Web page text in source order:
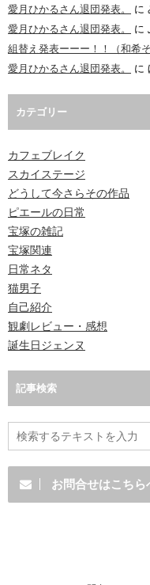
愛月ひかるさん退団発表。
に
愛月ひかるさん退団発表。
に
組替え発表ーーー！！（和希
愛月ひかるさん退団発表。
に
カテゴリー
カフェブレイク
スカイステージ
どうして今さらその作品
ピエールの日常
宝塚の雑記
宝塚関連
日常ネタ
猫男子
自己紹介
観劇レビュー・感想
誕生日ジェンヌ
記事検索
お問合せはこちら